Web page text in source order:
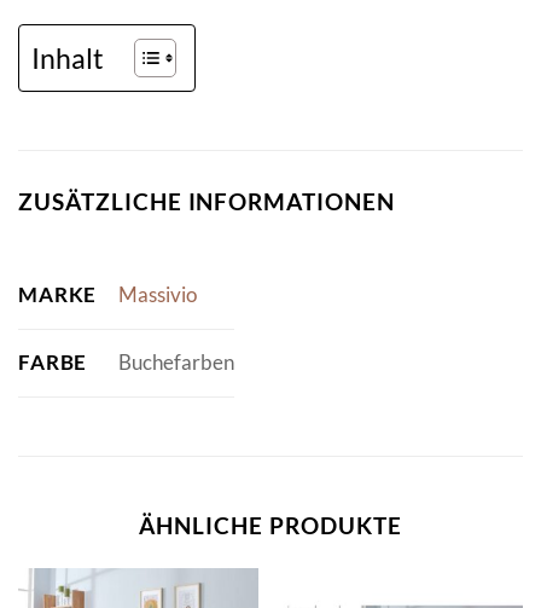
Inhalt
ZUSÄTZLICHE INFORMATIONEN
MARKE Massivio
FARBE Buchefarben
ÄHNLICHE PRODUKTE